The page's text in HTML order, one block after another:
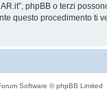
phpBB o terzi
questo procedimento
Software © phpBB Limited